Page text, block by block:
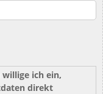
ich ein,
direkt